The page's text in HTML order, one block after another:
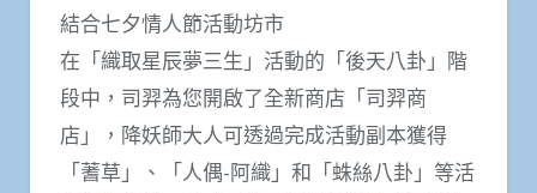
結合七夕情人節活動坊市
在「織取星辰夢三生」活動的「後天八卦」階
段中，司羿為您開啟了全新商店「司羿商
店」，降妖師大人可透過完成活動副本獲得
「蓍草」、「人偶-阿織」和「蛛絲八卦」等活